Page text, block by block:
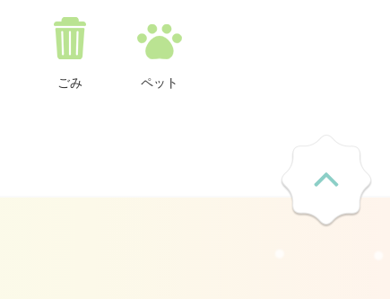
ごみ ペット